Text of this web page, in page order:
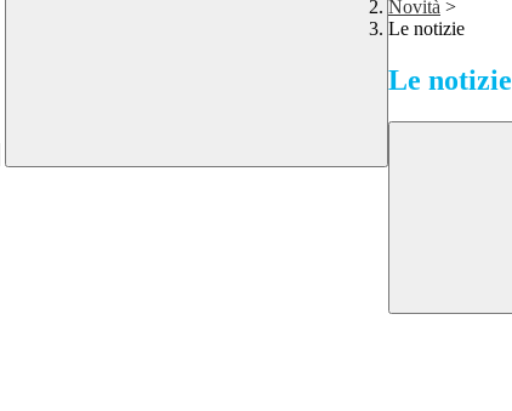
Novità >
Le notizie
Le notizie